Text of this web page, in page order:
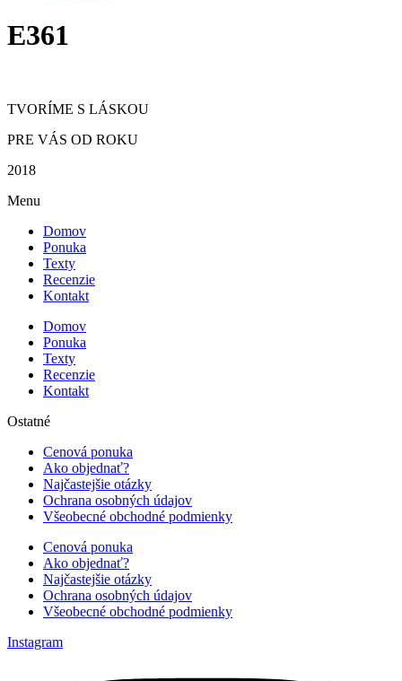
E361
TVORÍME S LÁSKOU
PRE VÁS OD ROKU
2018
Menu
Domov
Ponuka
Texty
Recenzie
Kontakt
Domov
Ponuka
Texty
Recenzie
Kontakt
Ostatné
Cenová ponuka
Ako objednať?
Najčastejšie otázky
Ochrana osobných údajov
Všeobecné obchodné podmienky
Cenová ponuka
Ako objednať?
Najčastejšie otázky
Ochrana osobných údajov
Všeobecné obchodné podmienky
Instagram